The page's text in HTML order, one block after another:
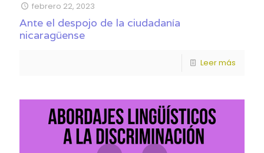
febrero 22, 2023
Ante el despojo de la ciudadanía
nicaragüense
Leer más